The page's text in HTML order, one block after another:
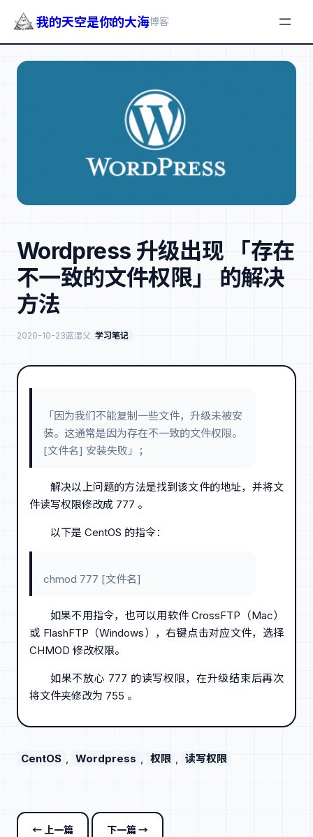
我的天空是你的大海博客
Wordpress 升级出现 「存在
不一致的文件权限」 的解决
方法
2020-10-23蓝湿父 学习笔记
「因为我们不能复制一些文件，升级未被安
装。这通常是因为存在不一致的文件权限。
[文件名] 安装失败」；
解决以上问题的方法是找到该文件的地址，并将文
件读写权限修改成 777 。
以下是 CentOS 的指令：
chmod 777 [文件名]
如果不用指令，也可以用软件 CrossFTP（Mac）
或 FlashFTP（Windows），右键点击对应文件，选择
CHMOD 修改权限。
如果不放心 777 的读写权限，在升级结束后再次
将文件夹修改为 755 。
CentOS , Wordpress , 权限 , 读写权限
← 上一篇 下一篇 →